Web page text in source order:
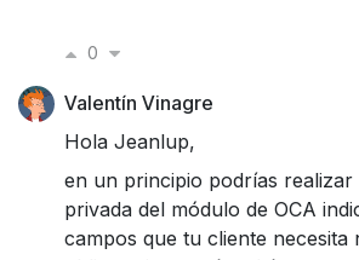
0
Valentín Vinagre
Hola Jeanlup,
en un principio podrías realizar
privada del módulo de OCA
campos que tu cliente necesita